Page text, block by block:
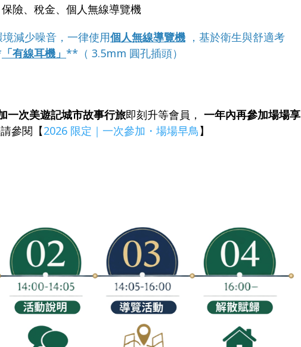
險、稅金、個人無線導覽機
減少噪音，一律使用個人無線導覽機 ，基於衛生與舒適考
「有線耳機」 **（ 3.5mm 圓孔插頭）
一次美遊記城市故事行旅即刻升等會員， 一年內再參加場場享
參閱【2026 限定｜一次參加・場場早鳥】